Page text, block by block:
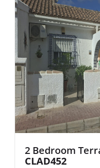
+ Tax
2
| FB140